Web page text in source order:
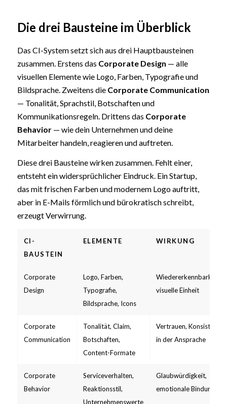
Die drei Bausteine im Überblick
Das CI-System setzt sich aus drei Hauptbausteinen
zusammen. Erstens das Corporate Design — alle
visuellen Elemente wie Logo, Farben, Typografie und
Bildsprache. Zweitens die Corporate Communication
— Tonalität, Sprachstil, Botschaften und
Kommunikationsregeln. Drittens das Corporate
Behavior— wie dein Unternehmen und deine
Mitarbeiter handeln, reagieren und auftreten.
Diese drei Bausteine wirken zusammen. Fehlt einer,
entsteht ein widersprüchlicher Eindruck. Ein Startup,
das mit frischen Farben und modernem Logo auftritt,
aber in E-Mails förmlich und bürokratisch schreibt,
erzeugt Verwirrung.
CI-
BAUSTEIN
ELEMENTE WIRKUNG
Corporate
Design
Logo, Farben,
Typografie,
Bildsprache, Icons
Wiedererkennbarkeit,
visuelle Einheit
Corporate
Communication
Tonalität, Claim,
Botschaften,
Content-Formate
Vertrauen, Konsistenz
in der Ansprache
Corporate
Behavior
Serviceverhalten,
Reaktionsstil,
Unternehmenswerte
Glaubwürdigkeit,
emotionale Bindung